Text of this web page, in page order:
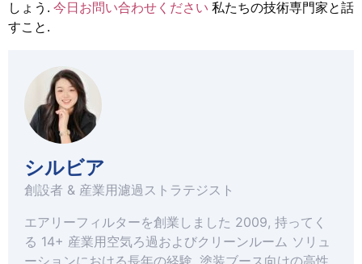
しょう. 今日お問い合わせください 私たちの技術専門家と話
すこと.
シルビア
創設者 & 産業用濾過ストラテジスト
エアリーフィルターを創業しました 2009, 持ってく
る 14+ 産業用空気ろ過およびクリーンルーム ソリュ